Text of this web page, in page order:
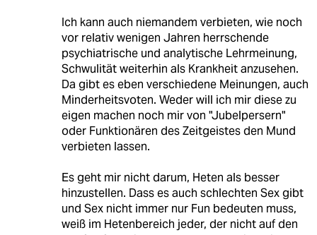
Ich kann auch niemandem verbieten, wie noch
vor relativ wenigen Jahren herrschende
psychiatrische und analytische Lehrmeinung,
Schwulität weiterhin als Krankheit anzusehen.
Da gibt es eben verschiedene Meinungen, auch
Minderheitsvoten. Weder will ich mir diese zu
eigen machen noch mir von "Jubelpersern"
oder Funktionären des Zeitgeistes den Mund
verbieten lassen.
Es geht mir nicht darum, Heten als besser
hinzustellen. Dass es auch schlechten Sex gibt
und Sex nicht immer nur Fun bedeuten muss,
weiß im Hetenbereich jeder, der nicht auf den